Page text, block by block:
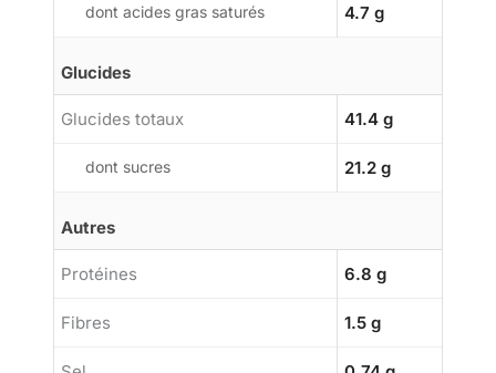
dont acides gras saturés 4.7 g
Glucides
Glucides totaux 41.4 g
dont sucres 21.2 g
Autres
Protéines 6.8 g
Fibres 1.5 g